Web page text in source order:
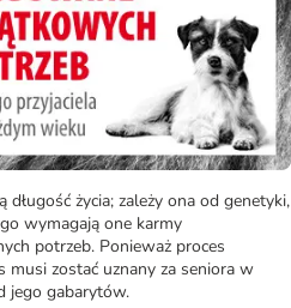
życia; zależy ona od genetyki,
wymagają one karmy
potrzeb. Ponieważ proces
musi zostać uznany za seniora w
jego gabarytów.